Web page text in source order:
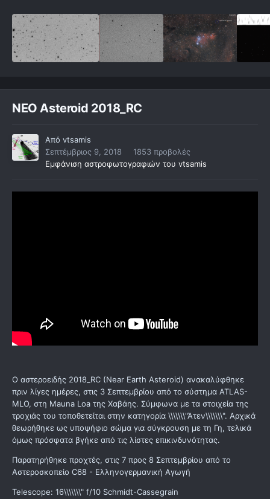
NEO Asteroid 2018_RC
Από vtsamis
Σεπτέμβριος 9, 2018
1853 προβολές
Εμφάνιση αστροφωτογραφιών του vtsamis
Ο αστεροειδής 2018_RC (Near Earth Asteroid) ανακαλύφθηκε
πριν λίγες ημέρες, στις 3 Σεπτεμβρίου από το σύστημα ATLAS-
MLO, στη Mauna Loa της Χαβάης. Σύμφωνα με τα στοιχεία της
τροχιάς του τοποθετείται στην κατηγορία \\\\\\\"Άτεν\\\\\\\". Αρχικά
θεωρήθηκε ως υποψήφιο σώμα για σύγκρουση με τη Γη, τελικά
όμως πρόσφατα βγήκε από τις λίστες επικινδυνότητας.
Παρατηρήθηκε προχτές, στις 7 προς 8 Σεπτεμβρίου από το
Αστεροσκοπείο C68 - Ελληνογερμανική Αγωγή
Telescope: 16\\\\\\\" f/10 Schmidt-Cassegrain